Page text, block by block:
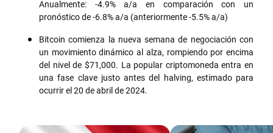
Anualmente: -4.9% a/a en comparación con un
pronóstico de -6.8% a/a (anteriormente -5.5% a/a)
Bitcoin comienza la nueva semana de negociación con
un movimiento dinámico al alza, rompiendo por encima
del nivel de $71,000. La popular criptomoneda entra en
una fase clave justo antes del halving, estimado para
ocurrir el 20 de abril de 2024.